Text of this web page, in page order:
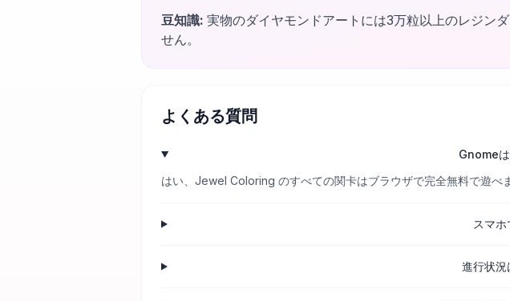
豆知識: 実物のダイヤモンドアートには3万粒以上のレジン
せん。
よくある質問
Gnome
はい、Jewel Coloring のすべての関卡はブラウザで完全無料で遊べ
スマ
進行状況